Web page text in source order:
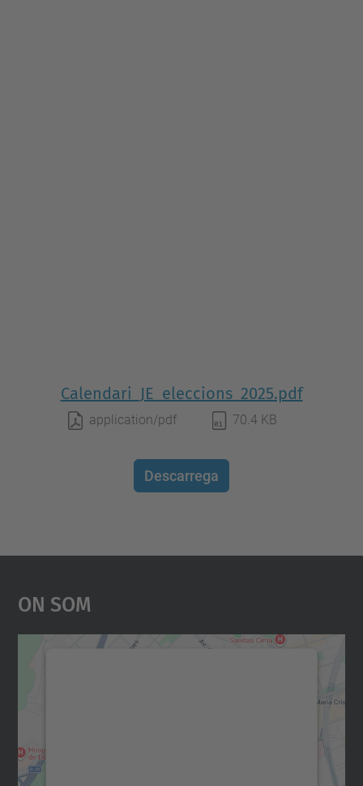
Calendari_JE_eleccions_2025.pdf
application/pdf 70.4 KB
Descarrega
On Som